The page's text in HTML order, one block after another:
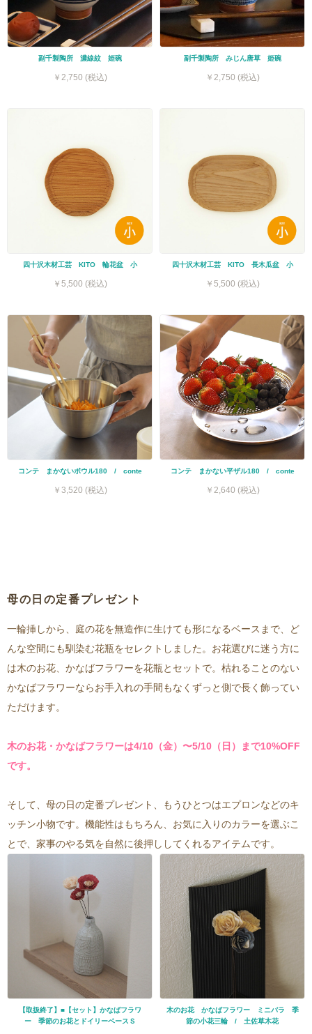
副千製陶所 濃線紋 姫碗
￥2,750 (税込)
副千製陶所 みじん唐草 姫碗
￥2,750 (税込)
四十沢木材工芸 KITO 輪花盆 小
￥5,500 (税込)
四十沢木材工芸 KITO 長木瓜盆 小
￥5,500 (税込)
コンテ まかないボウル180 / conte
￥3,520 (税込)
コンテ まかない平ザル180 / conte
￥2,640 (税込)
母の日の定番プレゼント
一輪挿しから、庭の花を無造作に生けても形になるベースまで、ど
んな空間にも馴染む花瓶をセレクトしました。お花選びに迷う方に
は木のお花、かなばフラワーを花瓶とセットで。枯れることのない
かなばフラワーならお手入れの手間もなくずっと側で長く飾ってい
ただけます。
木のお花・かなばフラワーは4/10（金）〜5/10（日）まで10%OFF
です。
そして、母の日の定番プレゼント、もうひとつはエプロンなどのキ
ッチン小物です。機能性はもちろん、お気に入りのカラーを選ぶこ
とで、家事のやる気を自然に後押ししてくれるアイテムです。
【取扱終了】■【セット】かなばフラワ
ー 季節のお花とドイリーベースＳ
木のお花 かなばフラワー ミニバラ 季
節の小花三輪 / 土佐草木花